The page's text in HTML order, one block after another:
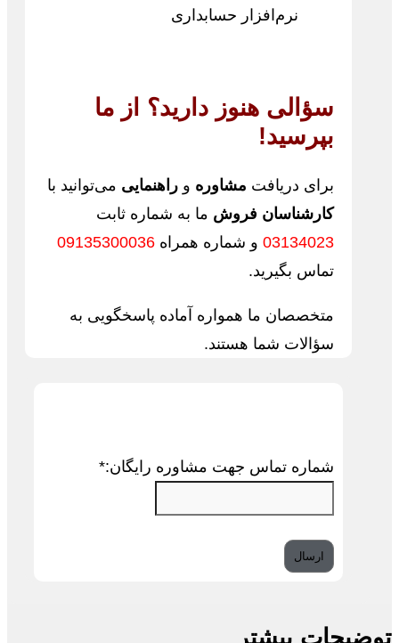
نرم‌افزار حسابداری
سؤالی هنوز دارید؟ از ما
بپرسید!
برای دریافت مشاوره و راهنمایی می‌توانید با
کارشناسان فروش ما به شماره ثابت
03134023 و شماره همراه 09135300036
تماس بگیرید.
متخصصان ما همواره آماده پاسخگویی به
سؤالات شما هستند.
شماره تماس جهت مشاوره رایگان:*